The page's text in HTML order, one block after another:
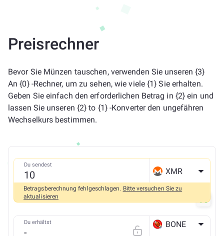
Preisrechner
Bevor Sie Münzen tauschen, verwenden Sie unseren {3}
An {0} -Rechner, um zu sehen, wie viele {1} Sie erhalten.
Geben Sie einfach den erforderlichen Betrag in {2} ein und
lassen Sie unseren {2} to {1} -Konverter den ungefähren
Wechselkurs bestimmen.
Du sendest
XMR
Betragsberechnung fehlgeschlagen. Bitte versuchen Sie zu
aktualisieren
Du erhältst BONE